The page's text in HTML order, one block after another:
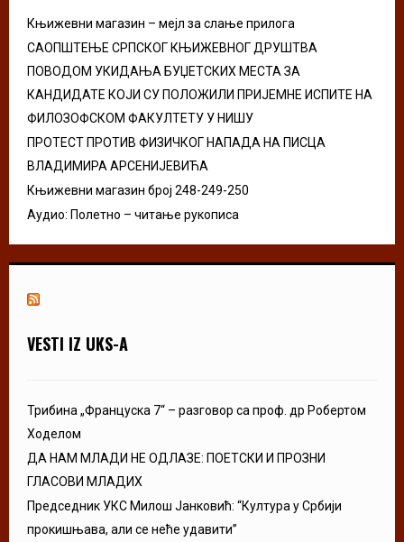
Књижевни магазин – мејл за слање прилога
САОПШТЕЊЕ СРПСКОГ КЊИЖЕВНОГ ДРУШТВА
ПОВОДОМ УКИДАЊА БУЏЕТСКИХ МЕСТА ЗА
КАНДИДАТЕ КОЈИ СУ ПОЛОЖИЛИ ПРИЈЕМНЕ ИСПИТЕ НА
ФИЛОЗОФСКОМ ФАКУЛТЕТУ У НИШУ
ПРОТЕСТ ПРОТИВ ФИЗИЧКОГ НАПАДА НА ПИСЦА
ВЛАДИМИРА АРСЕНИЈЕВИЋА
Књижевни магазин број 248-249-250
Аудио: Полетно – читање рукописа
VESTI IZ UKS-A
Трибина „Француска 7“ – разговор са проф. др Робертом
Ходелом
ДА НАМ МЛАДИ НЕ ОДЛАЗЕ: ПОЕТСКИ И ПРОЗНИ
ГЛАСОВИ МЛАДИХ
Председник УКС Милош Јанковић: “Култура у Србији
прокишњава, али се неће удавити”